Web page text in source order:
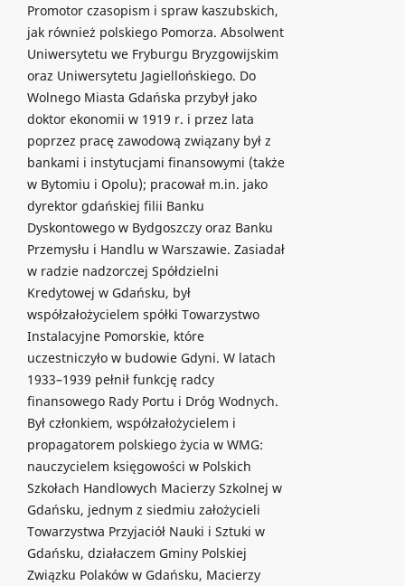
Promotor czasopism i spraw kaszubskich,
jak również polskiego Pomorza. Absolwent
Uniwersytetu we Fryburgu Bryzgowijskim
oraz Uniwersytetu Jagiellońskiego. Do
Wolnego Miasta Gdańska przybył jako
doktor ekonomii w 1919 r. i przez lata
poprzez pracę zawodową związany był z
bankami i instytucjami finansowymi (także
w Bytomiu i Opolu); pracował m.in. jako
dyrektor gdańskiej filii Banku
Dyskontowego w Bydgoszczy oraz Banku
Przemysłu i Handlu w Warszawie. Zasiadał
w radzie nadzorczej Spółdzielni
Kredytowej w Gdańsku, był
współzałożycielem spółki Towarzystwo
Instalacyjne Pomorskie, które
uczestniczyło w budowie Gdyni. W latach
1933–1939 pełnił funkcję radcy
finansowego Rady Portu i Dróg Wodnych.
Był członkiem, współzałożycielem i
propagatorem polskiego życia w WMG:
nauczycielem księgowości w Polskich
Szkołach Handlowych Macierzy Szkolnej w
Gdańsku, jednym z siedmiu założycieli
Towarzystwa Przyjaciół Nauki i Sztuki w
Gdańsku, działaczem Gminy Polskiej
Związku Polaków w Gdańsku, Macierzy